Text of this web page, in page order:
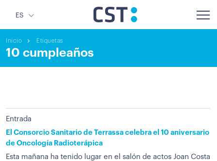
ES
Inicio Etiquetas
10 cumpleaños
Entrada
El Consorcio Sanitario de Terrassa celebra el 10 aniversario
de Oncología Radioterápica
Esta mañana ha tenido lugar en el salón de actos Joan Costa